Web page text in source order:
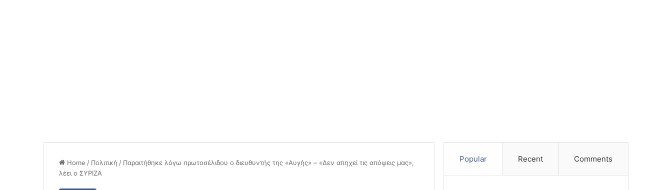
Home / Πολιτική / Παραιτήθηκε λόγω πρωτοσέλιδου ο διευθυντής της «Αυγής» – «Δεν απηχεί τις απόψεις μας»,
λέει ο ΣΥΡΙΖΑ
Popular Recent Comments